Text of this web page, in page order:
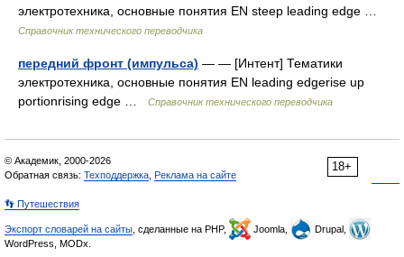
электротехника, основные понятия EN steep leading edge …
Справочник технического переводчика
передний фронт (импульса) — — [Интент] Тематики
электротехника, основные понятия EN leading edgerise up
portionrising edge …
Справочник технического переводчика
18+
© Академик, 2000-2026
Обратная связь: Техподдержка Реклама на сайте
👣 Путешествия
Экспорт словарей на сайты , сделанные на PHP, Joomla,
Drupal,
WordPress, MODx.